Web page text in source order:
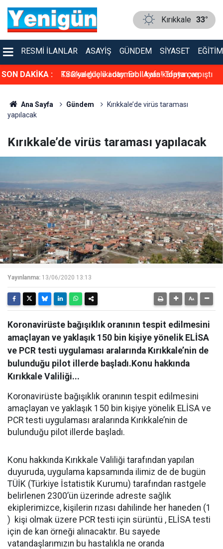
Kırıkkale 33°
RESMI İLANLAR ASAYIŞ GÜNDEM SIYASET EĞITIM
SON DAKİKA :
çarpıştı TSO’ya güçlü aday: Erol Ayan! Toptan ve
Ana Sayfa Gündem
Kırıkkale’de virüs taraması
yapılacak
Kırıkkale’de virüs taraması yapılacak
Yayınlanma: 13/06/2020 13:13
Koronavirüste bağışıklık oranının tespit edilmesini
amaçlayan ve yaklaşık 150 bin kişiye yönelik ELİSA
ve PCR testi uygulaması aralarında Kırıkkale’nin de
bulunduğu pilot illerde başladı.Konu hakkında
Kırıkkale Valiliği...
Koronavirüste bağışıklık oranının tespit edilmesini
amaçlayan ve yaklaşık 150 bin kişiye yönelik ELİSA ve
PCR testi uygulaması aralarında Kırıkkale’nin de
bulunduğu pilot illerde başladı.
Konu hakkında Kırıkkale Valiliği tarafından yapılan
duyuruda, uygulama kapsamında ilimiz de de bugün
TÜİK (Türkiye İstatistik Kurumu) tarafından rastgele
belirlenen 2300’ün üzerinde adreste sağlık
ekiplerimizce, kişilerin rızası dahilinde her haneden (1
) kişi olmak üzere PCR testi için sürüntü , ELİSA testi
için de kan örneği alınacaktır. Bu sayede
vatandaşlarımızın bu hastalıkla ne oranda